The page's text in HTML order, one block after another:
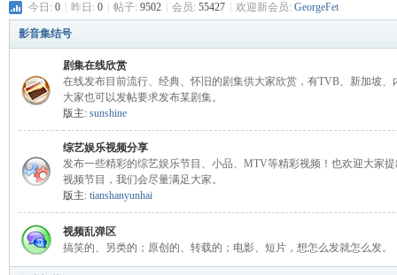
今日: 0 昨日: 0 帖子: 9502 会员: 55427 欢迎新会员: GeorgeFet
影音集结号
剧集在线欣赏
在线发布目前流行、经典、怀旧的剧集供大家欣赏，有TVB、新加坡、
大家也可以发帖要求发布某剧集。
版主: sunshine
综艺娱乐视频分享
发布一些精彩的综艺娱乐节目、小品、MTV等精彩视频！也欢迎大家
视频节目，我们会尽量满足大家。
版主: tianshanyunhai
视频乱弹区
搞笑的、另类的；原创的、转载的；电影、短片，想怎么发就怎么发。